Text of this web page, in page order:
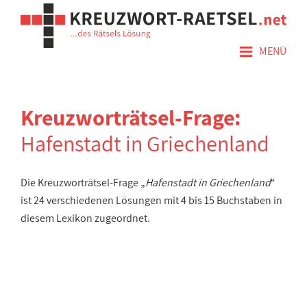
≡ MENÜ
Kreuzworträtsel-Frage:
Hafenstadt in Griechenland
Die Kreuzworträtsel-Frage „Hafenstadt in Griechenland“
ist 24 verschiedenen Lösungen mit 4 bis 15 Buchstaben in
diesem Lexikon zugeordnet.